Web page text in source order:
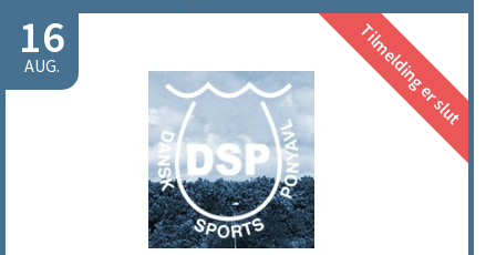
16
AUG. Tilmelding er slut